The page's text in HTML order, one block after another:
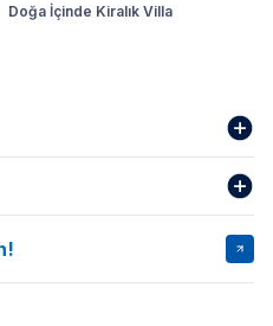
Doğa İçinde Kiralık Villa
Banka Hesapları
Blog
VİLLA SLAY 1